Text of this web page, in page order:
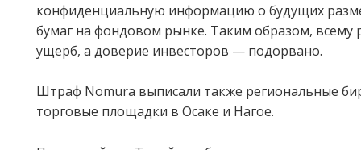
конфиденциальную информацию о будущих
бумаг на фондовом рынке. Таким образом, всему
ущерб, а доверие инвесторов — подорвано.
Штраф Nomura выписали также региональные
торговые площадки в Осаке и Нагое.